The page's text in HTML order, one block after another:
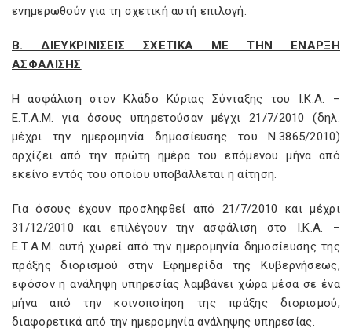
ενημερωθούν για τη σχετική αυτή επιλογή.
Β. ΔΙΕΥΚΡΙΝΙΣΕΙΣ ΣΧΕΤΙΚΑ ΜΕ ΤΗΝ ΕΝΑΡΞΗ
ΑΣΦΑΛΙΣΗΣ
Η ασφάλιση στον Κλάδο Κύριας Σύνταξης του Ι.Κ.Α. –
Ε.Τ.A.M. για όσους υπηρετούσαν μέγχι 21/7/2010 (δηλ.
μέχρι την ημερομηνία δημοσίευσης του Ν.3865/2010)
αρχίζει από την πρώτη ημέρα του επόμενου μήνα από
εκείνο εντός του οποίου υποβάλλεται η αίτηση.
Για όσους έχουν προσληφθεί από 21/7/2010 και μέχρι
31/12/2010 και επιλέγουν την ασφάλιση στο Ι.Κ.Α. –
Ε.Τ.A.M. αυτή χωρεί από την ημερομηνία δημοσίευσης της
πράξης διορισμού στην Εφημερίδα της Κυβερνήσεως,
εφόσον η ανάληψη υπηρεσίας λαμβάνει χώρα μέσα σε ένα
μήνα από την κοινοποίηση της πράξης διορισμού,
διαφορετικά από την ημερομηνία ανάληψης υπηρεσίας.